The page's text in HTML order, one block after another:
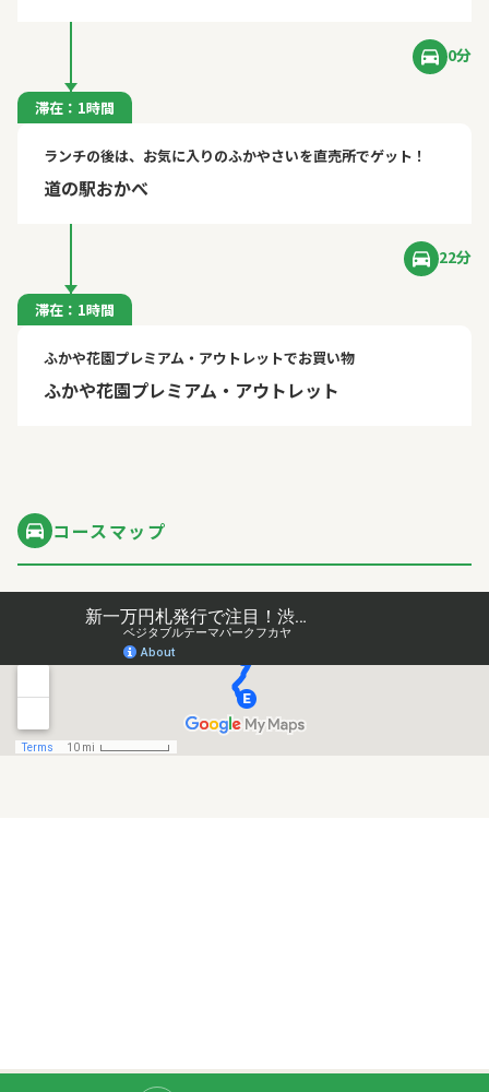
0分
滞在：1時間
ランチの後は、お気に入りのふかやさいを直売所でゲット！
道の駅おかべ
22分
滞在：1時間
ふかや花園プレミアム・アウトレットでお買い物
ふかや花園プレミアム・アウトレット
コースマップ